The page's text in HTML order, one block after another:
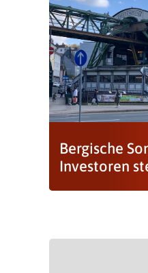
Bergische
Investoren